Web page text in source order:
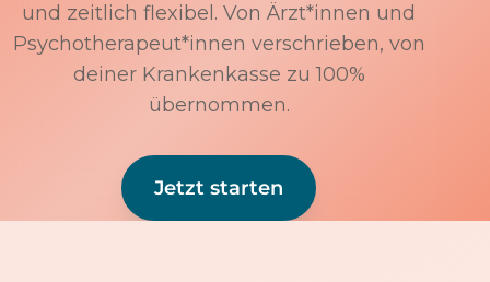
und zeitlich flexibel. Von Ärzt*innen und
Psychotherapeut*innen verschrieben, von
deiner Krankenkasse zu 100%
übernommen.
Jetzt starten